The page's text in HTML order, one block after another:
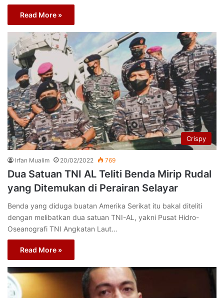
Read More »
Crispy
Irfan Mualim 20/02/2022 769
Dua Satuan TNI AL Teliti Benda Mirip Rudal
yang Ditemukan di Perairan Selayar
Benda yang diduga buatan Amerika Serikat itu bakal diteliti
dengan melibatkan dua satuan TNI-AL, yakni Pusat Hidro-
Oseanografi TNI Angkatan Laut…
Read More »